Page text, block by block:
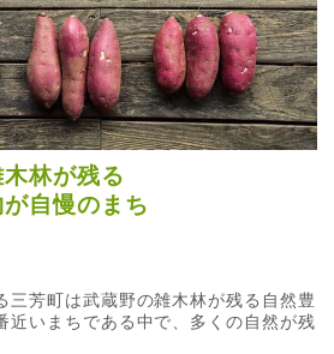
林が残る
自慢のまち
三芳町は武蔵野の雑木林が残る自然豊
近いまちである中で、多くの自然が残